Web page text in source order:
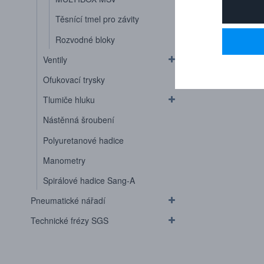
Těsnící tmel pro závity
Rozvodné bloky
Ventily
Ofukovací trysky
Tlumiče hluku
Nástěnná šroubení
Polyuretanové hadice
Manometry
Spirálové hadice Sang-A
Pneumatické nářadí
Technické frézy SGS